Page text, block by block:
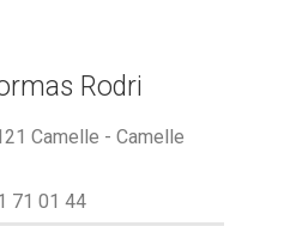
Rodri
Camelle - Camelle
71 01 44